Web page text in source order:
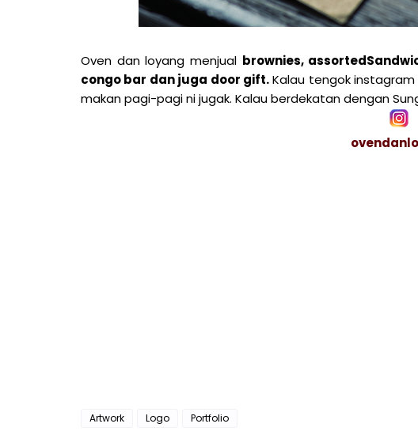
Oven dan loyang menjual brownies,
congo bar dan juga door gift.Kalau tengok instagram
makan pagi-pagi ni jugak. Kalau berdekatan dengan
Artwork Logo Portfolio